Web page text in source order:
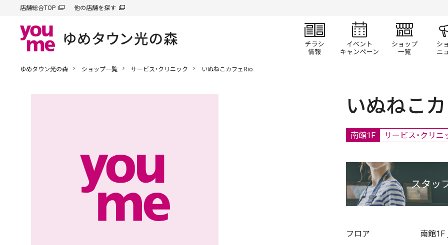
店舗総合TOP 他の店舗を探す
チラシ情報 イベント/キャンペ
ショ
ゆめタウン光の森 ショップ一覧 サービス・クリニック いぬねこカフェRio
いぬねこ
南館1F サービス・クリニ
スタッ
フロア 南館1F